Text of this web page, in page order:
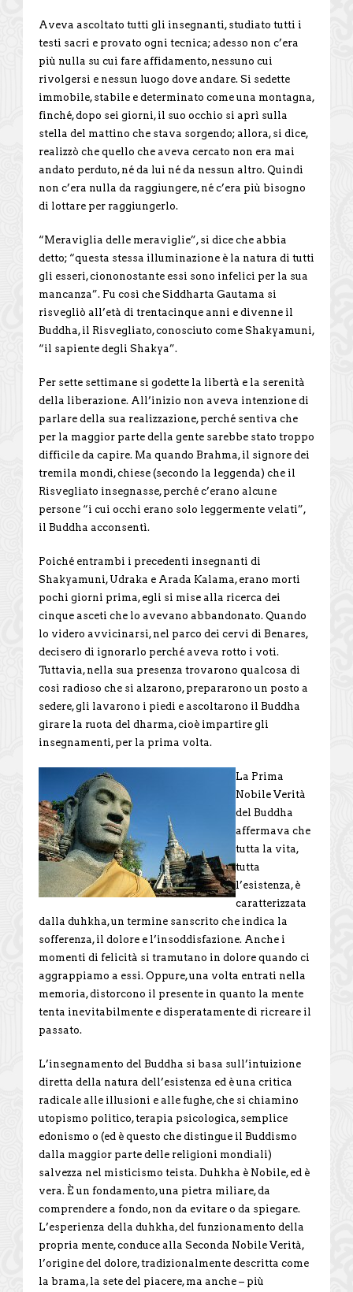
Aveva ascoltato tutti gli insegnanti, studiato tutti i
testi sacri e provato ogni tecnica; adesso non c’era
più nulla su cui fare affidamento, nessuno cui
rivolgersi e nessun luogo dove andare. Si sedette
immobile, stabile e determinato come una montagna,
finché, dopo sei giorni, il suo occhio si aprì sulla
stella del mattino che stava sorgendo; allora, si dice,
realizzò che quello che aveva cercato non era mai
andato perduto, né da lui né da nessun altro. Quindi
non c’era nulla da raggiungere, né c’era più bisogno
di lottare per raggiungerlo.
“Meraviglia delle meraviglie”, si dice che abbia
detto; “questa stessa illuminazione è la natura di tutti
gli esseri, ciononostante essi sono infelici per la sua
mancanza”. Fu così che Siddharta Gautama si
risvegliò all’età di trentacinque anni e divenne il
Buddha, il Risvegliato, conosciuto come Shakyamuni,
“il sapiente degli Shakya”.
Per sette settimane si godette la libertà e la serenità
della liberazione. All’inizio non aveva intenzione di
parlare della sua realizzazione, perché sentiva che
per la maggior parte della gente sarebbe stato troppo
difficile da capire. Ma quando Brahma, il signore dei
tremila mondi, chiese (secondo la leggenda) che il
Risvegliato insegnasse, perché c’erano alcune
persone “i cui occhi erano solo leggermente velati”,
il Buddha acconsentì.
Poiché entrambi i precedenti insegnanti di
Shakyamuni, Udraka e Arada Kalama, erano morti
pochi giorni prima, egli si mise alla ricerca dei
cinque asceti che lo avevano abbandonato. Quando
lo videro avvicinarsi, nel parco dei cervi di Benares,
decisero di ignorarlo perché aveva rotto i voti.
Tuttavia, nella sua presenza trovarono qualcosa di
così radioso che si alzarono, prepararono un posto a
sedere, gli lavarono i piedi e ascoltarono il Buddha
girare la ruota del dharma, cioè impartire gli
insegnamenti, per la prima volta.
La Prima
Nobile Verità
del Buddha
affermava che
tutta la vita,
tutta
l’esistenza, è
caratterizzata
dalla duhkha, un termine sanscrito che indica la
sofferenza, il dolore e l’insoddisfazione. Anche i
momenti di felicità si tramutano in dolore quando ci
aggrappiamo a essi. Oppure, una volta entrati nella
memoria, distorcono il presente in quanto la mente
tenta inevitabilmente e disperatamente di ricreare il
passato.
L’insegnamento del Buddha si basa sull’intuizione
diretta della natura dell’esistenza ed è una critica
radicale alle illusioni e alle fughe, che si chiamino
utopismo politico, terapia psicologica, semplice
edonismo o (ed è questo che distingue il Buddismo
dalla maggior parte delle religioni mondiali)
salvezza nel misticismo teista. Duhkha è Nobile, ed è
vera. È un fondamento, una pietra miliare, da
comprendere a fondo, non da evitare o da spiegare.
L’esperienza della duhkha, del funzionamento della
propria mente, conduce alla Seconda Nobile Verità,
l’origine del dolore, tradizionalmente descritta come
la brama, la sete del piacere, ma anche – più